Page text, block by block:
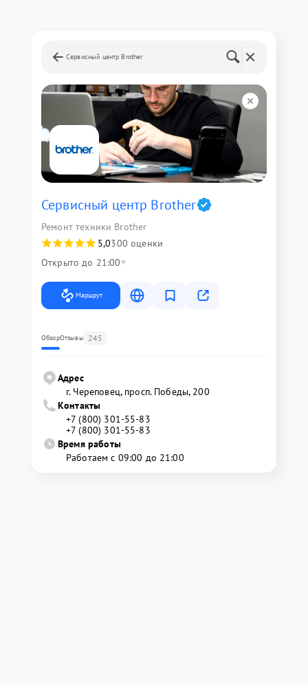
Сервисный центр Brother
Сервисный центр Brother
Ремонт техники Brother
5,0300 оценки
Открыто до 21:00
Маршрут
ОбзорОтзывы 245
Адрес
г. Череповец, просп. Победы, 200
Контакты
+7 (800) 301-55-83
+7 (800) 301-55-83
Время работы
Работаем с 09:00 до 21:00